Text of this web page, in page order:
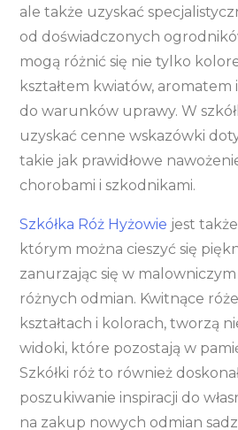
ale także uzyskać
od doświadczonych
mogą różnić się nie tylko
kształtem kwiatów, aromatem
do warunków uprawy. W
uzyskać cenne wskazówki
takie jak prawidłowe
chorobami i szkodnikami.
Szkółka Róż Hyżowie jest
którym można cieszyć się
zanurzając się w
różnych odmian. Kwitnące
kształtach i kolorach, tworzą
widoki, które pozostają w
Szkółki róż to również
poszukiwanie inspiracji do
na zakup nowych odmian